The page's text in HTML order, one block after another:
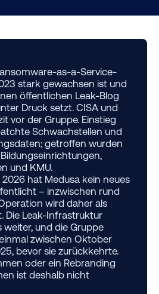
as-a-Service-
stark gewachsen ist und
öffentlichen Leak-Blog
Druck setzt. CISA und
vor der Gruppe. Einstieg
Schwachstellen und
getroffen wurden
und KMU.
hat Medusa kein neues
– inzwischen rund
wird daher als
Die Leak-Infrastruktur
und die Gruppe
zwischen Oktober
bevor sie zurückkehrte.
oder ein Rebranding
ist deshalb nicht